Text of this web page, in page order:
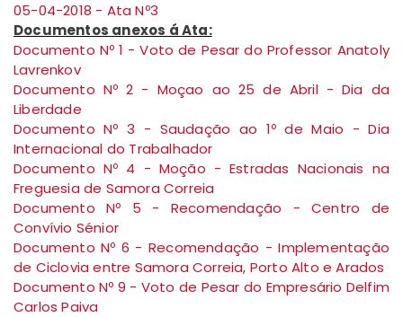
05-04-2018 - Ata Nº3
Documentos anexos á Ata:
Documento Nº 1 - Voto de Pesar do Professor Anatoly
Lavrenkov
Documento Nº 2 - Moçao ao 25 de Abril - Dia da
Liberdade
Documento Nº 3 - Saudação ao 1º de Maio - Dia
Internacional do Trabalhador
Documento Nº 4 - Moção - Estradas Nacionais na
Freguesia de Samora Correia
Documento Nº 5 - Recomendação - Centro de
Convívio Sénior
Documento Nº 6 - Recomendação - Implementação
de Ciclovia entre Samora Correia, Porto Alto e Arados
Documento Nº 9 - Voto de Pesar do Empresário Delfim
Carlos Paiva